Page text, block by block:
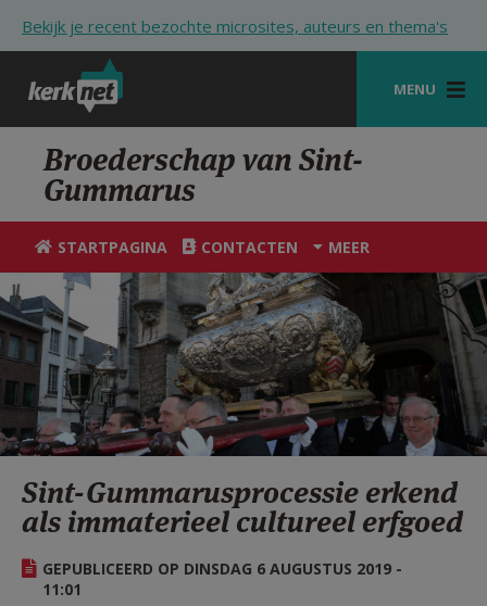
Bekijk je recent bezochte microsites, auteurs en thema's
MENU
STARTPAGINA
KERK
VIERINGEN
SHOP
ZOEKEN
HULP
STARTPAGINA PORTAAL
MIJN PAROCHIE
AANMELDEN OF REGISTREREN
Broederschap van Sint-
Gummarus
STARTPAGINA CONTACTEN MEER
Sint-Gummarusprocessie erkend
als immaterieel cultureel erfgoed
GEPUBLICEERD OP DINSDAG 6 AUGUSTUS 2019 -
11:01